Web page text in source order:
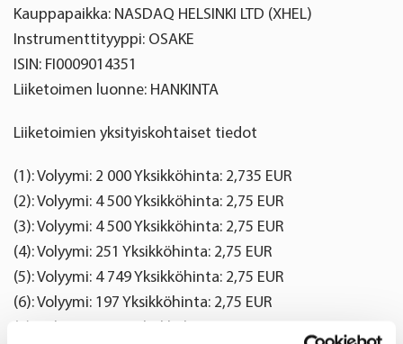
Kauppapaikka: NASDAQ HELSINKI LTD (XHEL)
Instrumenttityyppi: OSAKE
ISIN: FI0009014351
Liiketoimen luonne: HANKINTA
Liiketoimien yksityiskohtaiset tiedot
(1): Volyymi: 2 000 Yksikköhinta: 2,735 EUR
(2): Volyymi: 4 500 Yksikköhinta: 2,75 EUR
(3): Volyymi: 4 500 Yksikköhinta: 2,75 EUR
(4): Volyymi: 251 Yksikköhinta: 2,75 EUR
(5): Volyymi: 4 749 Yksikköhinta: 2,75 EUR
(6): Volyymi: 197 Yksikköhinta: 2,75 EUR
(7): Volyymi: 1 335 Yksikköhinta: 2,75 EUR